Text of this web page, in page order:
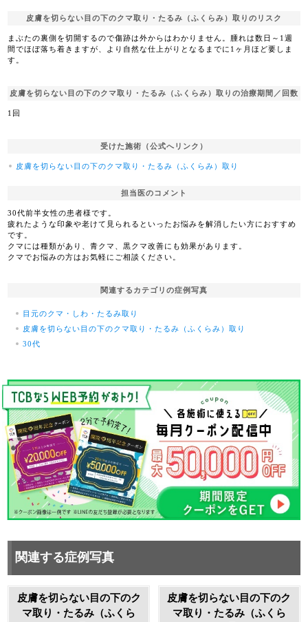
皮膚を切らない目の下のクマ取り・たるみ（ふくらみ）取りのリスク
まぶたの裏側を切開するので傷跡は外からはわかりません。腫れは数日～1週
間でほぼ落ち着きますが、より自然な仕上がりとなるまでに1ヶ月ほど要しま
す。
皮膚を切らない目の下のクマ取り・たるみ（ふくらみ）取りの治療期間／回数
1回
受けた施術（公式へリンク）
皮膚を切らない目の下のクマ取り・たるみ（ふくらみ）取り
担当医のコメント
30代前半女性の患者様です。
疲れたような印象や老けて見られるといったお悩みを解消したい方におすすめ
です。
クマには種類があり、青クマ、黒クマ改善にも効果があります。
クマでお悩みの方はお気軽にご相談ください。
関連するカテゴリの症例写真
目元のクマ・しわ・たるみ取り
皮膚を切らない目の下のクマ取り・たるみ（ふくらみ）取り
30代
関連する症例写真
皮膚を切らない目の下のク
マ取り・たるみ（ふくら
皮膚を切らない目の下のク
マ取り・たるみ（ふくら